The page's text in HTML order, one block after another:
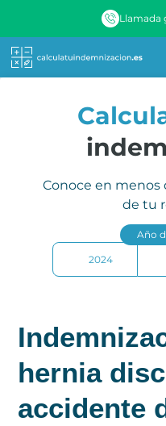
Conoce en
de tu
Año
2024
hernia
accidente